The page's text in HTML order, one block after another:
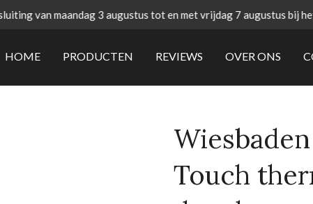
van maandag 3 augustus tot en met vrijdag 7 augustus bij
HOME PRODUCTEN REVIEWS OVER ONS
Touch